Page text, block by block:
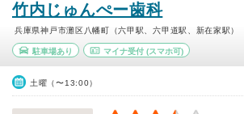
竹内じゅんぺー歯科
兵庫県神戸市灘区八幡町（六甲駅、六甲道駅、新在家駅）
駐車場あり マイナ受付(スマホ可)
土曜（〜13:00）